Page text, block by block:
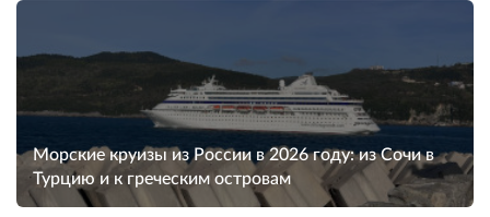
Морские круизы из России в 2026 году: из Сочи в
Турцию и к греческим островам